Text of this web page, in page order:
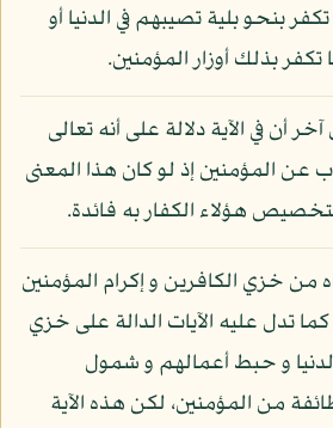
بنحو بلية تصيبهم في الدنيا أو
بذلك أوزار المؤمنين.
أن في الآية دلالة على أنه تعالى
المؤمنين إذ لو كان هذا المعنى
هؤلاء الكفار به فائدة.
من خزي الكافرين و إكرام المؤمنين
تدل عليه الآيات الدالة على خزي
و حبط أعمالهم و شمول
من المؤمنين، لكن هذه الآية